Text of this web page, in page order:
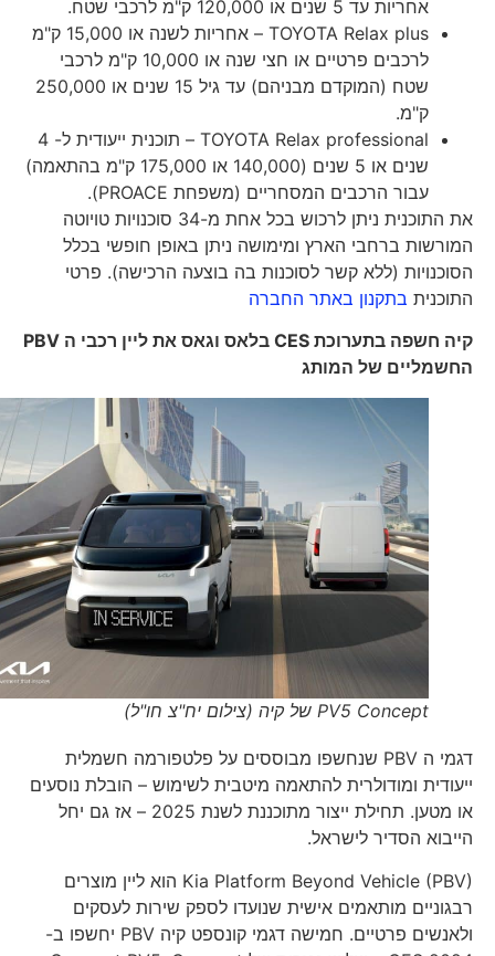
אחריות עד 5 שנים או 120,000 ק"מ לרכבי שטח.
TOYOTA Relax plus – אחריות לשנה או 15,000 ק"מ
לרכבים פרטיים או חצי שנה או 10,000 ק"מ לרכבי
שטח (המוקדם מבניהם) עד גיל 15 שנים או 250,000
ק"מ.
TOYOTA Relax professional – תוכנית ייעודית ל- 4
שנים או 5 שנים (140,000 או 175,000 ק"מ בהתאמה)
עבור הרכבים המסחריים (משפחת PROACE).
את התוכנית ניתן לרכוש בכל אחת מ-34 סוכנויות טויוטה
המורשות ברחבי הארץ ומימושה ניתן באופן חופשי בכלל
הסוכנויות (ללא קשר לסוכנות בה בוצעה הרכישה). פרטי
התוכניתבתקנון באתר החברה
קיה חשפה בתערוכתCESבלאס וגאס את ליין רכבי ה PBV
החשמליים של המותג
PV5 Concept של קיה (צילום יח"צ חו"ל)
דגמי ה PBV שנחשפו מבוססים על פלטפורמה חשמלית
ייעודית ומודולרית להתאמה מיטבית לשימוש – הובלת נוסעים
או מטען. תחילת ייצור מתוכננת לשנת 2025 – אז גם יחל
הייבוא הסדיר לישראל.
Kia Platform Beyond Vehicle (PBV) הוא ליין מוצרים
רבגוניים מותאמים אישית שנועדו לספק שירות לעסקים
ולאנשים פרטיים. חמישה דגמי קונספט קיה PBV יחשפו ב-